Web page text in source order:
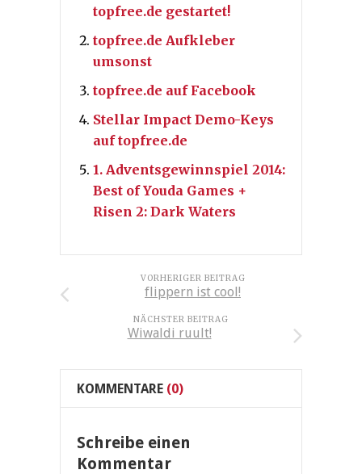
topfree.de gestartet!
topfree.de Aufkleber
umsonst
topfree.de auf Facebook
Stellar Impact Demo-Keys
auf topfree.de
1. Adventsgewinnspiel 2014:
Best of Youda Games +
Risen 2: Dark Waters
VORHERIGER BEITRAG
flippern ist cool!
NÄCHSTER BEITRAG
Wiwaldi ruult!
KOMMENTARE (0)
Schreibe einen
Kommentar